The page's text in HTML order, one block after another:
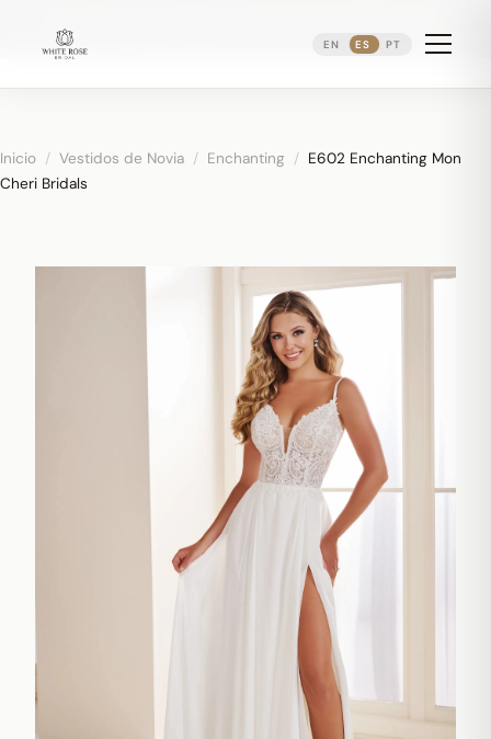
Distrito Ironbound de Newark
EN ES PT
Inicio / Vestidos de Novia / Enchanting / E602 Enchanting Mon
Cheri Bridals